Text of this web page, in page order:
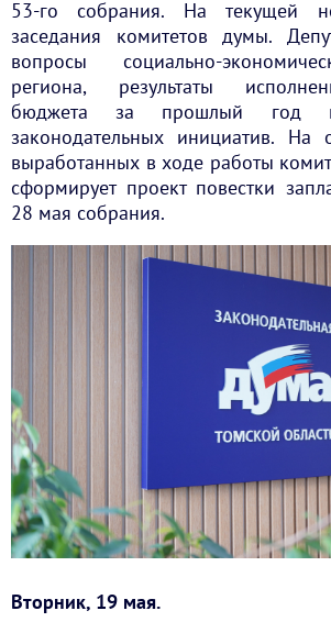
53-го собрания. На текущей
заседания комитетов думы.
вопросы социально-
региона, результаты
бюджета за прошлый год
законодательных инициатив. На
выработанных в ходе работы
сформирует проект повестки
28 мая собрания.
Вторник, 19 мая.